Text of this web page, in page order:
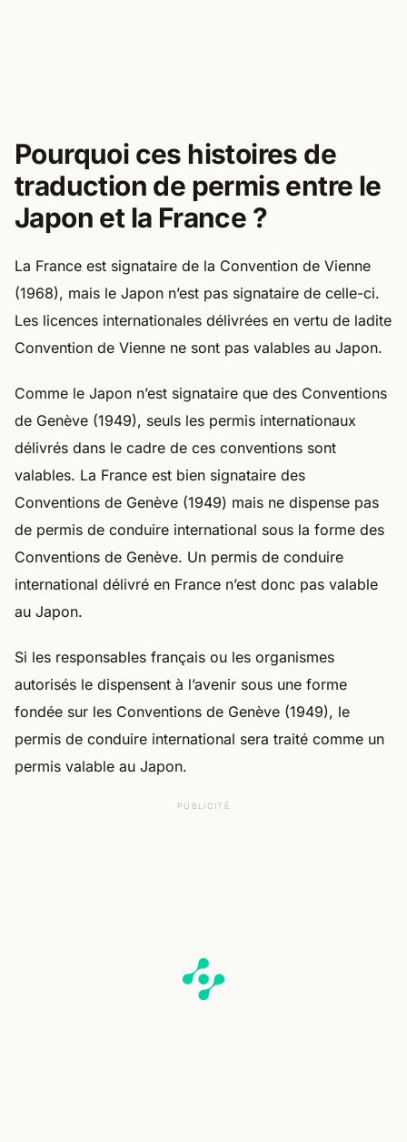
Pourquoi ces histoires de
traduction de permis entre le
Japon et la France ?
La France est signataire de la Convention de Vienne
(1968), mais le Japon n’est pas signataire de celle-ci.
Les licences internationales délivrées en vertu de ladite
Convention de Vienne ne sont pas valables au Japon.
Comme le Japon n’est signataire que des Conventions
de Genève (1949), seuls les permis internationaux
délivrés dans le cadre de ces conventions sont
valables. La France est bien signataire des
Conventions de Genève (1949) mais ne dispense pas
de permis de conduire international sous la forme des
Conventions de Genève. Un permis de conduire
international délivré en France n’est donc pas valable
au Japon.
Si les responsables français ou les organismes
autorisés le dispensent à l’avenir sous une forme
fondée sur les Conventions de Genève (1949), le
permis de conduire international sera traité comme un
permis valable au Japon.
PUBLICITÉ